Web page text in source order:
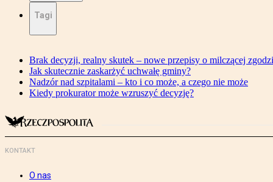
Tagi
Brak decyzji, realny skutek – nowe przepisy o milczącej
Jak skutecznie zaskarżyć uchwałę gminy?
Nadzór nad szpitalami – kto i co może, a czego nie może
Kiedy prokurator może wzruszyć decyzję?
KONTAKT
O nas